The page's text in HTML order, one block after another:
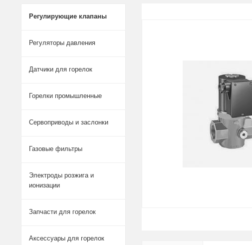
Регулирующие клапаны
Регуляторы давления
Датчики для горелок
Горелки промышленные
Сервоприводы и заслонки
Газовые фильтры
Электроды розжига и
ионизации
Запчасти для горелок
Аксессуары для горелок